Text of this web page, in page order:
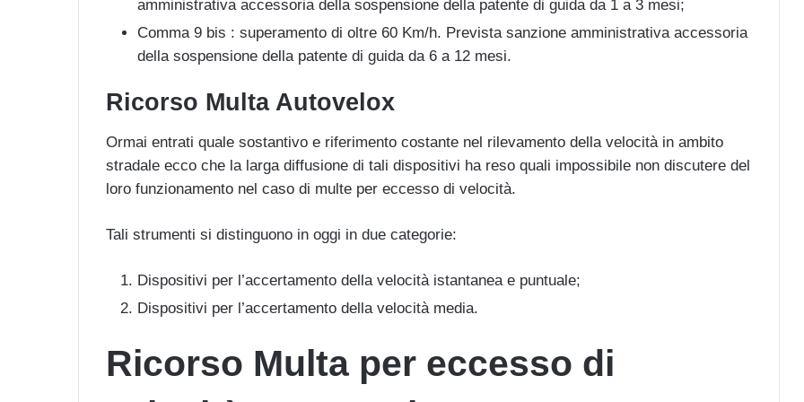
amministrativa accessoria della sospensione della patente di guida da 1 a 3 mesi;
Comma 9 bis : superamento di oltre 60 Km/h. Prevista sanzione amministrativa accessoria
della sospensione della patente di guida da 6 a 12 mesi.
Ricorso Multa Autovelox
Ormai entrati quale sostantivo e riferimento costante nel rilevamento della velocità in ambito
stradale ecco che la larga diffusione di tali dispositivi ha reso quali impossibile non discutere del
loro funzionamento nel caso di multe per eccesso di velocità.
Tali strumenti si distinguono in oggi in due categorie:
Dispositivi per l’accertamento della velocità istantanea e puntuale;
Dispositivi per l’accertamento della velocità media.
Ricorso Multa per eccesso di